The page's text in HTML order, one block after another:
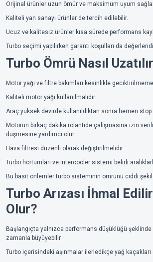
Orijinal ürünler uzun ömür ve maksimum uyum
Kaliteli yan sanayi ürünler de tercih edilebilir.
Ucuz ve kalitesiz ürünler kısa sürede performans
Turbo seçimi yapılırken garanti koşulları da
Turbo Ömrü Nasıl
Motor yağı ve filtre bakımları kesinlikle
Kaliteli motor yağı kullanılmalıdır.
Araç yüksek devirde kullanıldıktan sonra hemen
Motorun birkaç dakika rölantide çalışmasına izin
düşmesine yardımcı olur.
Hava filtresi düzenli olarak değiştirilmelidir.
Turbo hortumları ve intercooler sistemi belirli
Bu basit önlemler turbo sisteminin ömrünü ciddi
Turbo Arızası İhmal
Olur?
Başlangıçta yalnızca performans düşüklüğü
zamanla büyüyebilir.
Turbo içerisindeki aşınmalar ilerledikçe yağ kaçakları